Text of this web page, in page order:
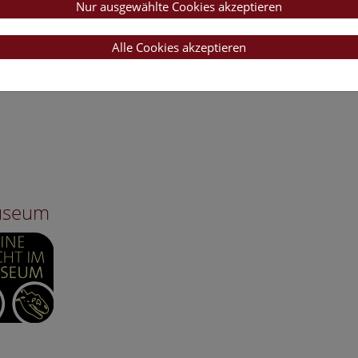
Nur ausgewählte Cookies akzeptieren
Alle Cookies akzeptieren